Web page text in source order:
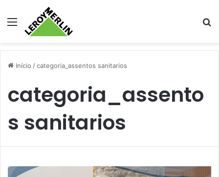
Menu
Início /categoria_assentos sanitarios
categoria_assento
s sanitarios